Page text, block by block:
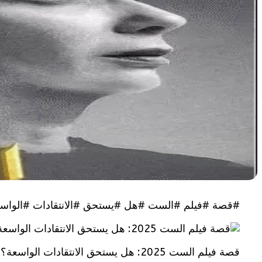
#قصة #فيلم #الست #هل #يستحق #الانتقادات
قصة فيلم الست 2025: هل يستحق الانتقادات الواسعة؟، موعد عرض فيلم الست بطولة منى زكي، أي ساعة سيعرض فيلم الست